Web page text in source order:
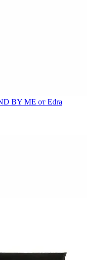
BY ME от Edra